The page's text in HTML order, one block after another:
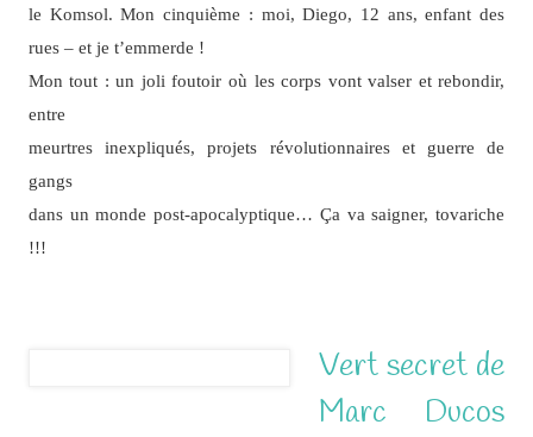
le Komsol. Mon cinquième : moi, Diego, 12 ans, enfant des
rues – et je t’emmerde !
Mon tout : un joli foutoir où les corps vont valser et rebondir,
entre
meurtres inexpliqués, projets révolutionnaires et guerre de
gangs
dans un monde post-apocalyptique… Ça va saigner, tovariche
!!!
Vert secret de
Marc Ducos